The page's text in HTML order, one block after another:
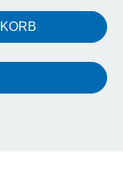
Wert ein